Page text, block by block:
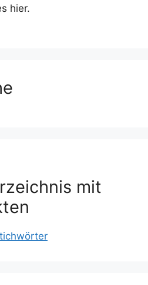
hier.
mit